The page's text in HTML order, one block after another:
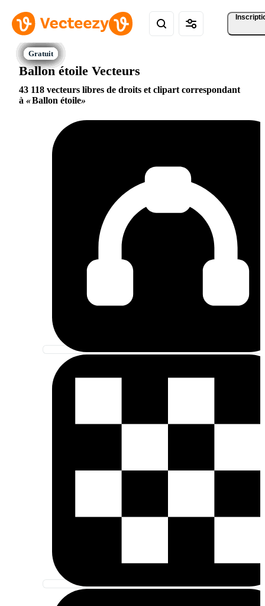
Ballon étoile Vecteurs
43 118 vecteurs libres de droits et clipart correspondant
à
Ballon étoile